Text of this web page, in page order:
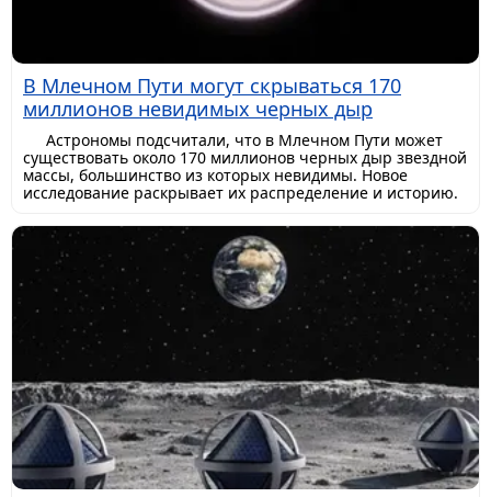
В Млечном Пути могут скрываться 170
миллионов невидимых черных дыр
Астрономы подсчитали, что в Млечном Пути может
существовать около 170 миллионов черных дыр звездной
массы, большинство из которых невидимы. Новое
исследование раскрывает их распределение и историю.